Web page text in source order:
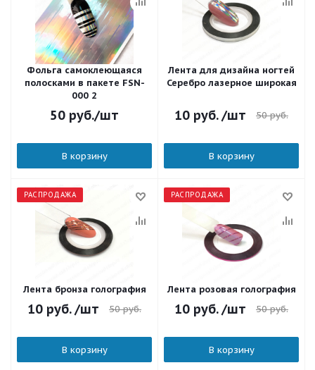
Фольга самоклеющаяся
полосками в пакете FSN-
000 2
50 руб./шт
В корзину
Лента для дизайна ногтей
Серебро лазерное широкая
10 руб. /шт 50руб.
В корзину
РАСПРОДАЖА
Лента бронза голография
10 руб. /шт 50руб.
В корзину
РАСПРОДАЖА
Лента розовая голография
10 руб. /шт 50руб.
В корзину